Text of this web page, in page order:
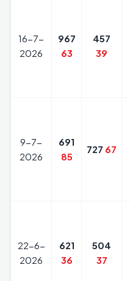
16-7-
2026
967
63
457
39
9-7-
2026
691
85
727 67
22-6-
2026
621
36
504
37